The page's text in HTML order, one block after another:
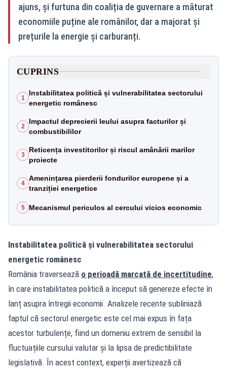
ajuns, și furtuna din coaliția de guvernare a măturat
economiile puține ale românilor, dar a majorat și
prețurile la energie și carburanți.
CUPRINS
1
Instabilitatea politică și vulnerabilitatea sectorului
energetic românesc
2
Impactul deprecierii leului asupra facturilor și
combustibililor
3
Reticența investitorilor și riscul amânării marilor
proiecte
4
Amenințarea pierderii fondurilor europene și a
tranziției energetice
5 Mecanismul periculos al cercului vicios economic
Instabilitatea politică și vulnerabilitatea sectorului
energetic românesc
România traversează o perioadă marcată de incertitudine,
în care instabilitatea politică a început să genereze efecte în
lanț asupra întregii economii. Analizele recente subliniază
faptul că sectorul energetic este cel mai expus în fața
acestor turbulențe, fiind un domeniu extrem de sensibil la
fluctuațiile cursului valutar și la lipsa de predictibilitate
legislativă. În acest context, experții avertizează că